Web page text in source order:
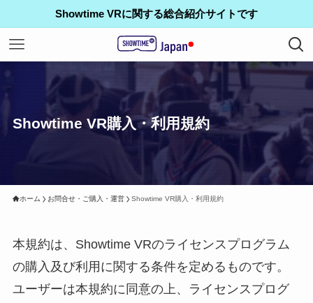
Showtime VRに関する総合紹介サイトです
Showtime VR購入・利用規約
ホーム お問合せ・ご購入・運営 Showtime VR購入・利用規約
本規約は、Showtime VRのライセンスプログラム
の購入及び利用に関する条件を定めるものです。
ユーザーは本規約に同意の上、ライセンスプログ